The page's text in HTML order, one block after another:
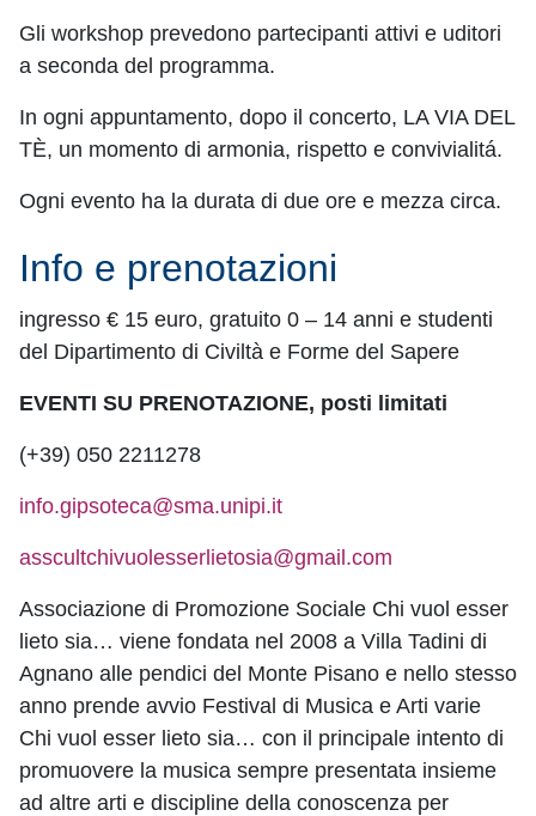
Gli workshop prevedono partecipanti attivi e uditori
a seconda del programma.
In ogni appuntamento, dopo il concerto, LA VIA DEL
TÈ, un momento di armonia, rispetto e convivialitá.
Ogni evento ha la durata di due ore e mezza circa.
Info e prenotazioni
ingresso € 15 euro, gratuito 0 – 14 anni e studenti
del Dipartimento di Civiltà e Forme del Sapere
EVENTI SU PRENOTAZIONE, posti limitati
(+39) 050 2211278
info.gipsoteca@sma.unipi.it
asscultchivuolesserlietosia@gmail.com
Associazione di Promozione Sociale Chi vuol esser
lieto sia… viene fondata nel 2008 a Villa Tadini di
Agnano alle pendici del Monte Pisano e nello stesso
anno prende avvio Festival di Musica e Arti varie
Chi vuol esser lieto sia… con il principale intento di
promuovere la musica sempre presentata insieme
ad altre arti e discipline della conoscenza per